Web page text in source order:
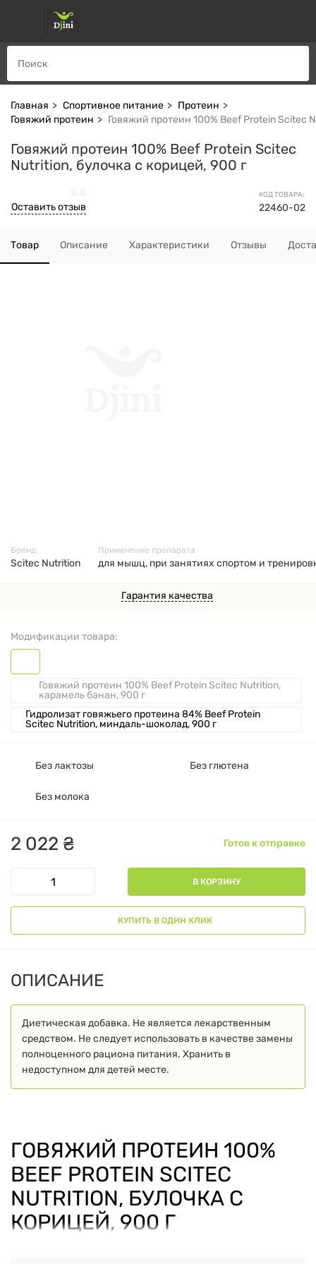
Главная Спортивное питание
Протеин
Говяжий протеин
Говяжий протеин 100% Beef Protein Scitec
Говяжий протеин 100% Beef Protein Scitec
Nutrition, булочка с корицей, 900 г
КОД ТОВАРА:
22460-02
Оставить отзыв
Товар Описание Характеристики Отзывы
Гарантия качества
Модификации товара:
Говяжий протеин 100% Beef Protein Scitec Nutrition,
карамель банан, 900 г
Гидролизат говяжьего протеина 84% Beef Protein
Scitec Nutrition, миндаль-шоколад, 900 г
2 022 ₴ Готов к отправке
В КОРЗИНУ
КУПИТЬ В ОДИН КЛИК
Без лактозы Без глютена
Без молока
Бренд
Scitec Nutrition
Применение препарата
для мышц, при занятиях спортом и
ОПИСАНИЕ
Диетическая добавка. Не является лекарственным
средством. Не следует использовать в качестве замены
полноценного рациона питания. Хранить в
недоступном для детей месте.
ГОВЯЖИЙ ПРОТЕИН 100%
BEEF PROTEIN SCITEC
NUTRITION, БУЛОЧКА С
КОРИЦЕЙ, 900 Г